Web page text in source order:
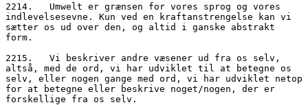
2214.	Umwelt er grænsen for vores sprog og vores
indlevelsesevne. Kun ved en kraftanstrengelse kan vi
sætter os ud over den, og altid i ganske abstrakt
form.
2215.	Vi beskriver andre væsener ud fra os selv,
altså, med de ord, vi har udviklet til at betegne os
selv, eller nogen gange med ord, vi har udviklet netop
for at betegne eller beskrive noget/nogen, der er
forskellige fra os selv.